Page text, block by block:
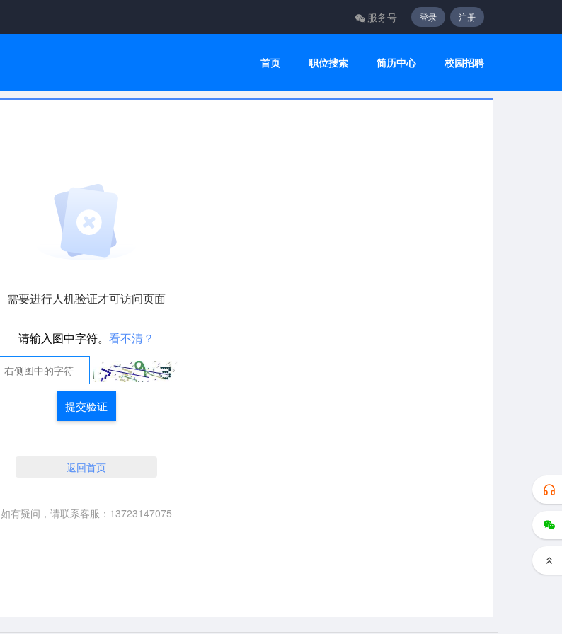
服务号 登录 注册
首页 职位搜索 简历中心 校园招聘
需要进行人机验证才可访问页面
请输入图中字符。 看不清？
提交验证
返回首页
如有疑问，请联系客服：13723147075